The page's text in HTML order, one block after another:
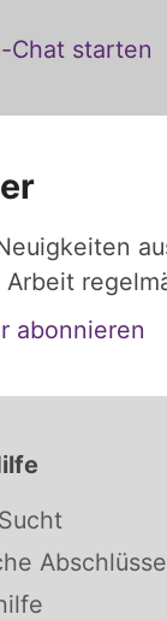
Chat starten
abonnieren
Abschlüsse